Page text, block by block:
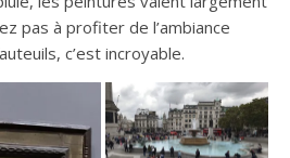
pas à profiter de l’ambiance
c’est incroyable.